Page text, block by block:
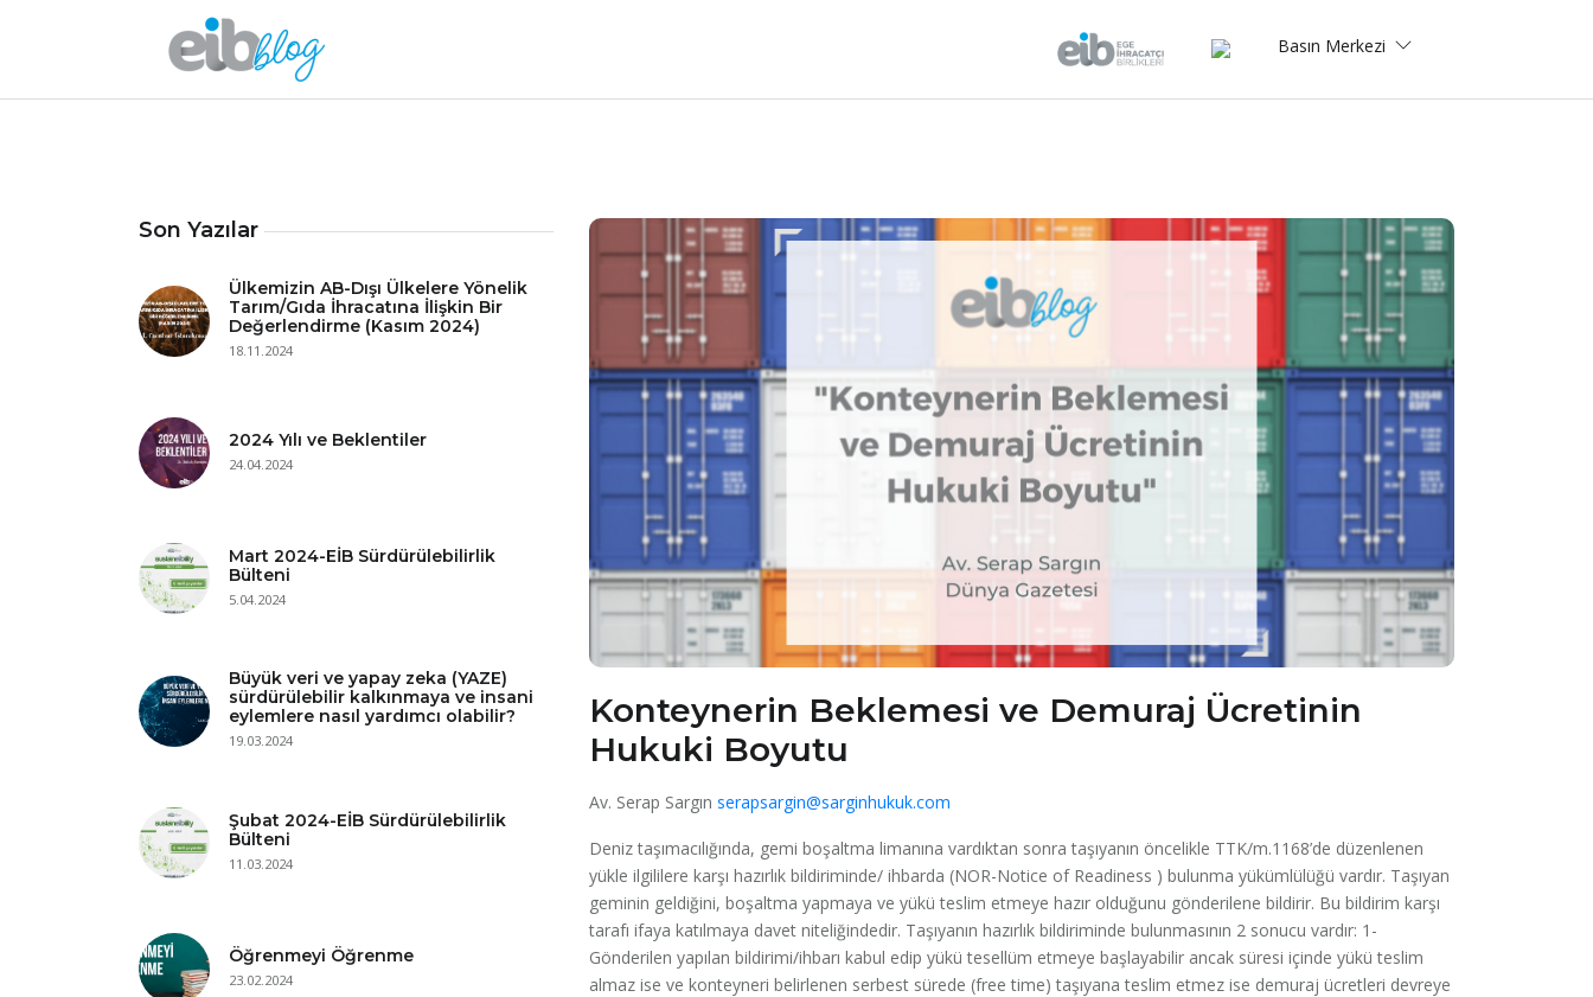
Basın Merkezi
Son Yazılar
Ülkemizin AB-Dışı Ülkelere Yönelik
Tarım/Gıda İhracatına İlişkin Bir
Değerlendirme (Kasım 2024)
18.11.2024
2024 Yılı ve Beklentiler
24.04.2024
Mart 2024-EİB Sürdürülebilirlik
Bülteni
5.04.2024
Büyük veri ve yapay zeka (YAZE)
sürdürülebilir kalkınmaya ve insani
eylemlere nasıl yardımcı olabilir?
19.03.2024
Şubat 2024-EİB Sürdürülebilirlik
Bülteni
11.03.2024
Öğrenmeyi Öğrenme
23.02.2024
Konteynerin Beklemesi ve Demuraj Ücretinin
Hukuki Boyutu
Av. Serap Sargın serapsargin@sarginhukuk.com
Deniz taşımacılığında, gemi boşaltma limanına vardıktan sonra taşıyanın öncelikle TTK/m.1168’de düzenlenen
yükle ilgililere karşı hazırlık bildiriminde/ ihbarda (NOR-Notice of Readiness ) bulunma yükümlülüğü vardır. Taşıyan
geminin geldiğini, boşaltma yapmaya ve yükü teslim etmeye hazır olduğunu gönderilene bildirir. Bu bildirim karşı
tarafı ifaya katılmaya davet niteliğindedir. Taşıyanın hazırlık bildiriminde bulunmasının 2 sonucu vardır: 1-
Gönderilen yapılan bildirimi/ihbarı kabul edip yükü tesellüm etmeye başlayabilir ancak süresi içinde yükü teslim
almaz ise ve konteyneri belirlenen serbest sürede (free time) taşıyana teslim etmez ise demuraj ücretleri devreye